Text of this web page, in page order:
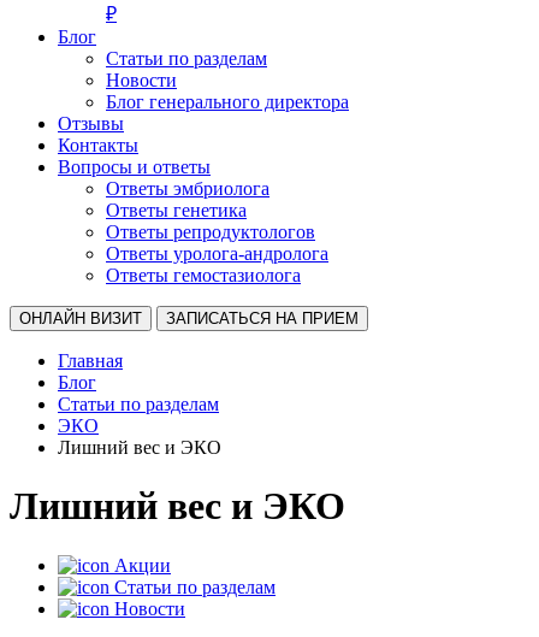
₽
Блог
Статьи по разделам
Новости
Блог генерального директора
Отзывы
Контакты
Вопросы и ответы
Ответы эмбриолога
Ответы генетика
Ответы репродуктологов
Ответы уролога-андролога
Ответы гемостазиолога
ОНЛАЙН ВИЗИТ ЗАПИСАТЬСЯ НА ПРИЕМ
Главная
Блог
Статьи по разделам
ЭКО
Лишний вес и ЭКО
Лишний вес и ЭКО
Акции
Статьи по разделам
Новости